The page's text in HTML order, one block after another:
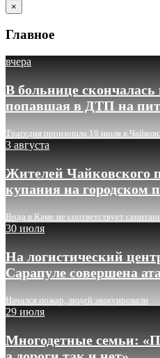
×
Главное
вчера
В больнице
попавшая в ДТП на
Трагедия произошла 19 июля в
3 августа
Жителей Чайковского
купания на городском
Вода в Каме не соответствует
30 июля
На логистический
Сарапуле совершена
Начался пожар, людей эвакуировали
29 июля
Многодетные семьи: